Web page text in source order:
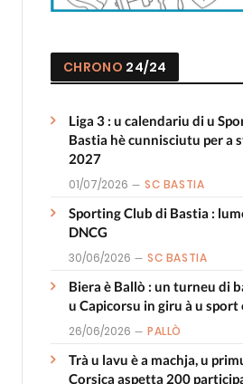
CHRONO 24/24
Liga 3 : u calendariu di u
Bastia hè cunnisciutu per a
2027
01/07/2026 SC BASTIA
Sporting Club di Bastia :
DNCG
30/06/2026 SC BASTIA
Biera è Ballò : un turneu di
u Capicorsu in giru à u sport
26/06/2026 PALLÒ
Trà u lavu è a machja, u
Corsica aspetta 200